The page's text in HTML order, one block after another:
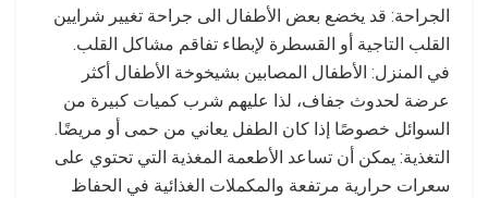
الجراحة: قد يخضع بعض الأطفال الى جراحة تغيير شرايين
القلب التاجية أو القسطرة لإبطاء تفاقم مشاكل القلب.
في المنزل: الأطفال المصابين بشيخوخة الأطفال أكثر
عرضة لحدوث جفاف، لذا عليهم شرب كميات كبيرة من
السوائل خصوصًا إذا كان الطفل يعاني من حمى أو مريضًا.
التغذية: يمكن أن تساعد الأطعمة المغذية التي تحتوي على
سعرات حرارية مرتفعة والمكملات الغذائية في الحفاظ